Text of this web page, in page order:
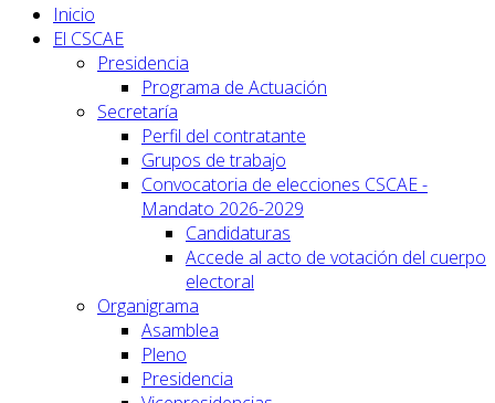
Inicio
El CSCAE
Presidencia
Programa de Actuación
Secretaría
Perfil del contratante
Grupos de trabajo
Convocatoria de elecciones CSCAE -
Mandato 2026-2029
Candidaturas
Accede al acto de votación del cuerpo
electoral
Organigrama
Asamblea
Pleno
Presidencia